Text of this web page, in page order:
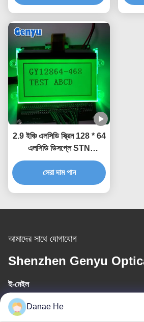
2.9 ইঞ্চি এলসিডি স্ক্রিন 128 * 64
এলসিডি ডিসপ্লে STN
ট্রান্সফ্লেক্টিভ গ্রিন ব্যাকলাইট
সেরা দাম পান
আমাদের সাথে যোগাযোগ
Shenzhen Genyu
ই-মেইল
Tan@genyudisplay.com
Danae He